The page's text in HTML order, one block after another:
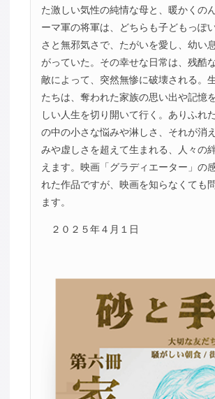
た激しい気性の純情な母と、暖かくの
ーマ軍の将軍は、どちらも子どもっぽ
さと無邪気さで、たがいを愛し、幼い
がっていた。その幸せな日常は、残酷
敵によって、突然無惨に破壊される。
たちは、奪われた家族の思い出や記憶
しい人生を切り開いて行く。ありふれ
の中の小さな悩みや淋しさ、それが消
みや虚しさを超えて生まれる、人々の
えます。映画「グラディエーター」の
れた作品ですが、映画を知らなくても
ます。
２０２５年４月１日